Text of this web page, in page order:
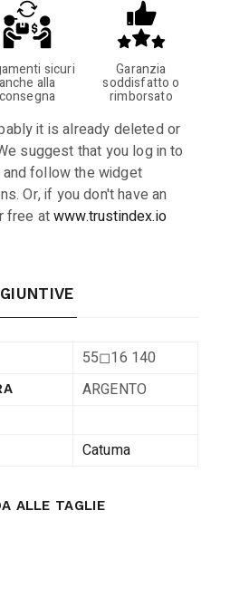
sicuri
anche alla
consegna
Garanzia
soddisfatto o
rimborsato
it is already deleted or
suggest that you log in to
and follow the widget
Or, if you don't have an
free atwww.trustindex.io
55◻︎16 140
ARGENTO
Catuma
ALLE TAGLIE